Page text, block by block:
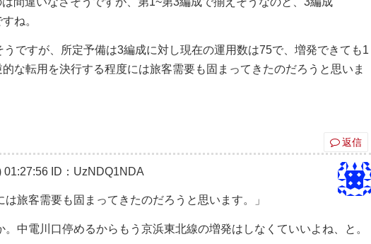
ね。
ですが、所定予備は3編成に対し現在の運用数は75で、増発できても1
な転用を決行する程度には旅客需要も固まってきたのだろうと思いま
返信
01:27:56 ID：UzNDQ1NDA
は旅客需要も固まってきたのだろうと思います。」
中電川口停めるからもう京浜東北線の増発はしなくていいよね、と。